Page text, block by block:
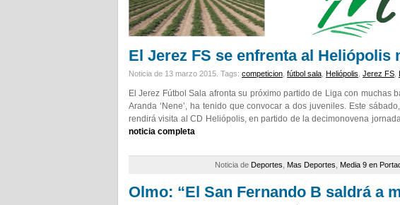
El Jerez FS se enfrenta al Heliópolis
Noticia de 13 marzo 2015. Tags: competicion fútbol sala Heliópolis Jerez FS
El Jerez Fútbol Sala afronta su próximo partido de Liga con muchas
Aranda ‘Nene’, ha tenido que convocar a dos juveniles. Este
rendirá visita al CD Heliópolis, en partido de la decimonovena
noticia completa
Noticia de Deportes Mas Deportes Media 9 en
Olmo: “El San Fernando B saldrá a